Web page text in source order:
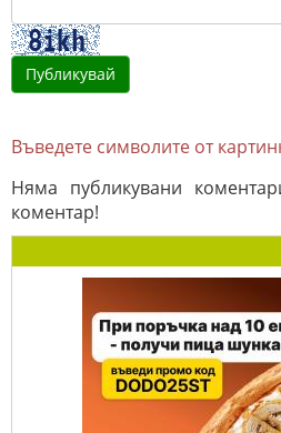
Въведете символите от
Няма публикувани
коментар!